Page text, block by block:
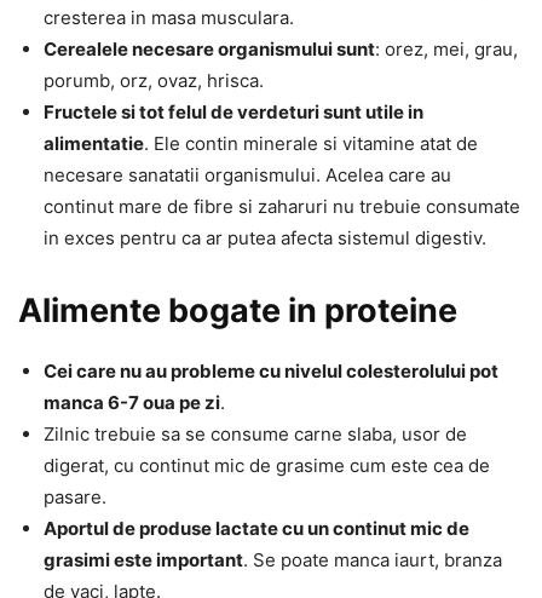
cresterea in masa musculara.
Cerealele necesare organismului sunt: orez, mei, grau,
porumb, orz, ovaz, hrisca.
Fructele si tot felul de verdeturi sunt utile in
alimentatie. Ele contin minerale si vitamine atat de
necesare sanatatii organismului. Acelea care au
continut mare de fibre si zaharuri nu trebuie consumate
in exces pentru ca ar putea afecta sistemul digestiv.
Alimente bogate in proteine
Cei care nu au probleme cu nivelul colesterolului pot
manca 6-7 oua pe zi.
Zilnic trebuie sa se consume carne slaba, usor de
digerat, cu continut mic de grasime cum este cea de
pasare.
Aportul de produse lactate cu un continut mic de
grasimi este important. Se poate manca iaurt, branza
de vaci, lapte.